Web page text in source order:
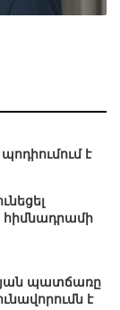
է
հիմնադրամի
պատճառը
է